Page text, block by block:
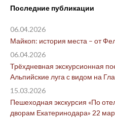
Последние публикации
Майкоп: история места – от
06.04.2026
Трёхдневная экскурсионная
Альпийские луга с видом на
06.04.2026
Пешеходная экскурсия «По
дворам Екатеринодара» 22
15.03.2026